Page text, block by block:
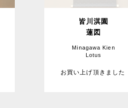
皆川淇園
蓮図
Minagawa Kien
Lotus
お買い上げ頂きました